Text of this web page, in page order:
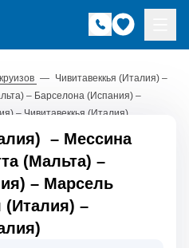
— Чивитавеккья (Италия) –
– Барселона (Испания) –
– Чивитавеккья (Италия)
– Мессина
(Мальта) –
– Марсель
(Италия) –